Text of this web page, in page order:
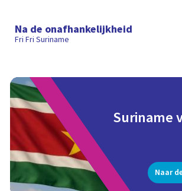
Na de onafhankelijkheid
Fri Fri Suriname
Suriname
Naar